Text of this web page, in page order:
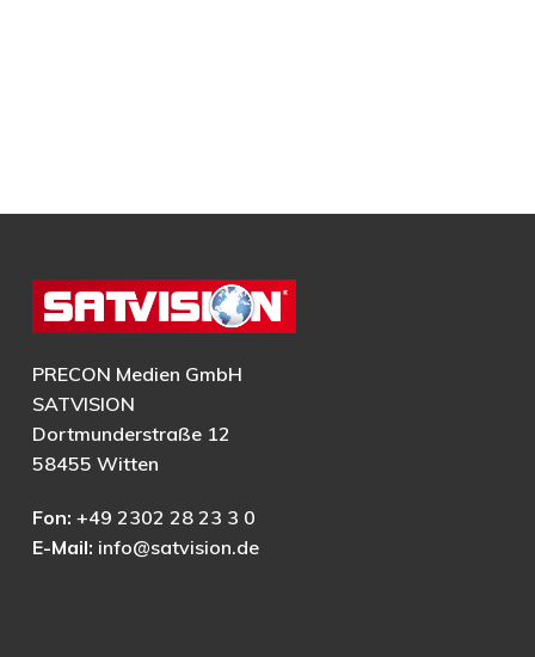
PRECON Medien GmbH
SATVISION
Dortmunderstraße 12
58455 Witten
Fon: +49 2302 28 23 3 0
E-Mail: info@satvision.de